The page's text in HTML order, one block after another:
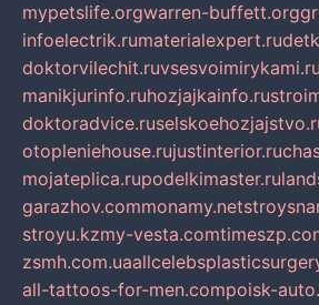
mypetslife.orgwarren-buffett.org
infoelectrik.rumaterialexpert.ru
doktorvilechit.ruvsesvoimirykami.ru
manikjurinfo.ruhozjajkainfo.ru
doktoradvice.ru
otopleniehouse.rujustinterior.ru
mojateplica.rupodelkimaster.ru
garazhov.commonamy.net
stroyu.kzmy-vesta.com
zsmh.com.ua
all-tattoos-for-men.compoisk-